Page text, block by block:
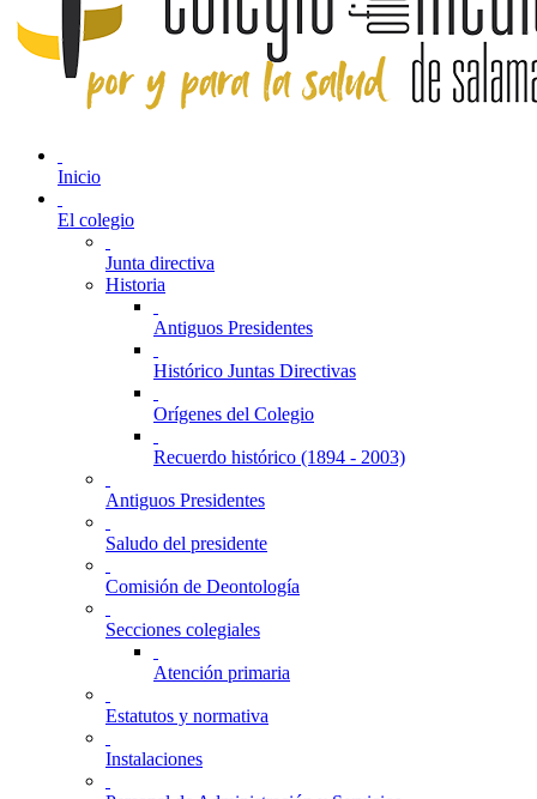
Inicio
El colegio
Junta directiva
Historia
Antiguos Presidentes
Histórico Juntas Directivas
Orígenes del Colegio
Recuerdo histórico (1894 - 2003)
Antiguos Presidentes
Saludo del presidente
Comisión de Deontología
Secciones colegiales
Atención primaria
Estatutos y normativa
Instalaciones